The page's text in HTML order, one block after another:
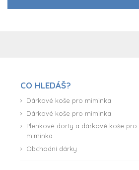
CO HLEDÁŠ?
Dárkové koše pro miminka
Dárkové koše pro miminka
Plenkové dorty a dárkové koše pro
miminka
Obchodní dárky